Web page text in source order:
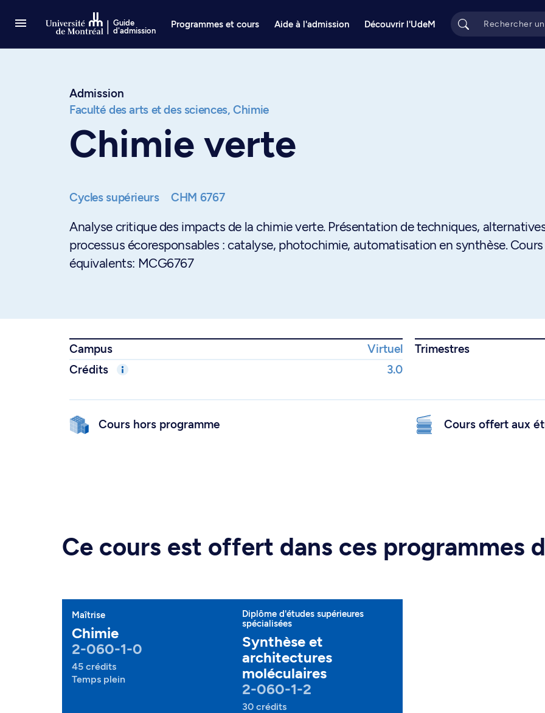
Guide
d'admission
Programmes et cours Aide à l'admission Découvrir l'UdeM
Admission
Faculté des arts et des sciences, Chimie
Chimie verte
Cycles supérieurs CHM 6767
Analyse critique des impacts de la chimie verte. Présentation de techniques,
processus écoresponsables : catalyse, photochimie, automatisation en synthèse. Cours
équivalents: MCG6767
Campus Virtuel Trimestres
Crédits
3.0
Cours hors programme Cours offert aux
Ce cours est offert dans ces programmes
Maîtrise
Chimie
2-060-1-0
45 crédits
Temps plein
Diplôme d'études supérieures
spécialisées
Synthèse et
architectures
moléculaires
2-060-1-2
30 crédits